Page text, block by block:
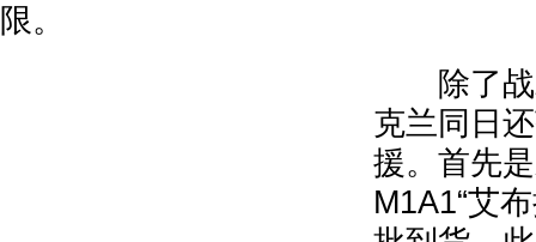
限。
除了战
克兰同日
援。首先
M1A1“艾